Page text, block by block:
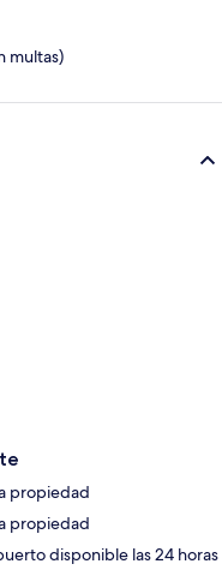
multas)
propiedad
propiedad
disponible las 24 horas